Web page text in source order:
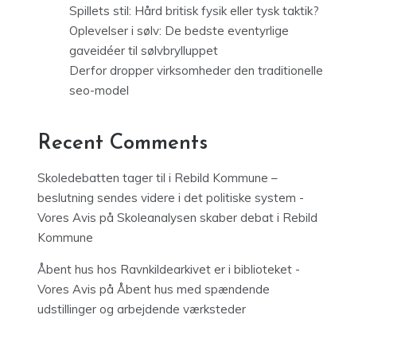
Spillets stil: Hård britisk fysik eller tysk taktik?
Oplevelser i sølv: De bedste eventyrlige
gaveidéer til sølvbrylluppet
Derfor dropper virksomheder den traditionelle
seo-model
Recent Comments
Skoledebatten tager til i Rebild Kommune –
beslutning sendes videre i det politiske system -
Vores Avis på Skoleanalysen skaber debat i Rebild
Kommune
Åbent hus hos Ravnkildearkivet er i biblioteket -
Vores Avis på Åbent hus med spændende
udstillinger og arbejdende værksteder